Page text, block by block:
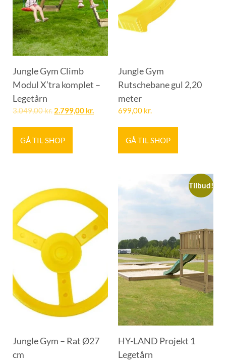
Jungle Gym Climb
Modul X’tra komplet –
Legetårn
3.049,00kr. 2.799,00 kr.
GÅ TIL SHOP
Jungle Gym
Rutschebane gul 2,20
meter
699,00 kr.
GÅ TIL SHOP
Jungle Gym – Rat Ø27
cm
Tilbud!
HY-LAND Projekt 1
Legetårn